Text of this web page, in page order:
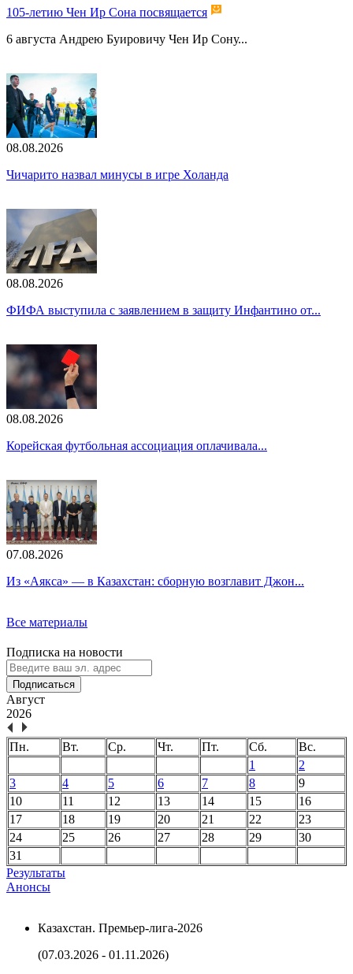
105-летию Чен Ир Сона посвящается
6 августа Андрею Буировичу Чен Ир Сону...
08.08.2026
Чичарито назвал минусы в игре Холанда
08.08.2026
ФИФА выступила с заявлением в защиту Инфантино от...
08.08.2026
Корейская футбольная ассоциация оплачивала...
07.08.2026
Из «Аякса» — в Казахстан: сборную возглавит Джон...
Все материалы
Подписка на новости
Подписаться
Август
2026
Пн. Вт. Ср. Чт. Пт. Сб.
Вс.
1
2
3
4 5 6 7 8
9
10
11 12 13 14 15
16
17
18 19 20 21 22
23
24
25 26 27 28 29
30
31
Результаты
Анонсы
Казахстан. Премьер-лига-2026
(07.03.2026 - 01.11.2026)